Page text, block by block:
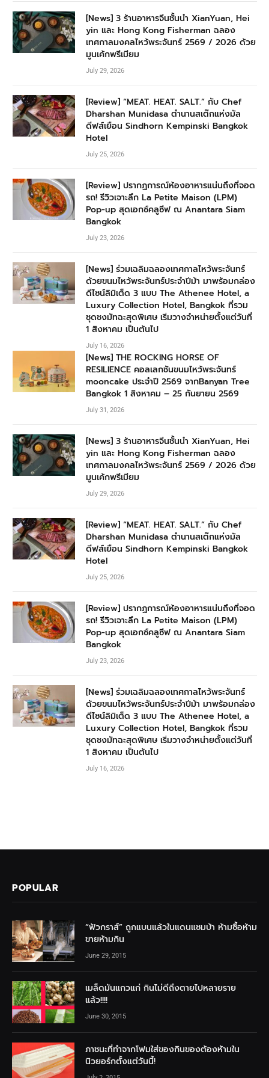
[News] 3 ร้านอาหารจีนชั้นนำ XianYuan, Hei
yin และ Hong Kong Fisherman ฉลอง
เทศกาลมงคลไหว้พระจันทร์ 2569 / 2026 ด้วย
มูนเค้กพรีเมียม
July 29, 2026
[Review] “MEAT. HEAT. SALT.” กับ Chef
Dharshan Munidasa ตำนานสเต๊กแห่งมัล
ดีฟส์เยือน Sindhorn Kempinski Bangkok
Hotel
July 25, 2026
[Review] ปรากฏการณ์ห้องอาหารแน่นถึงที่จอด
รถ! รีวิวเจาะลึก La Petite Maison (LPM)
Pop-up สุดเอกซ์คลูซีฟ ณ Anantara Siam
Bangkok
July 23, 2026
[News] ร่วมเฉลิมฉลองเทศกาลไหว้พระจันทร์
ด้วยขนมไหว้พระจันทร์ประจำปีม้า มาพร้อมกล่อง
ดีไซน์ลิมิเต็ด 3 แบบ The Athenee Hotel, a
Luxury Collection Hotel, Bangkok ที่รวม
ชุดชงมัทฉะสุดพิเศษ เริ่มวางจำหน่ายตั้งแต่วันที่
1 สิงหาคม เป็นต้นไป
July 16, 2026
[News] THE ROCKING HORSE OF
RESILIENCE คอลเลกชันขนมไหว้พระจันทร์
mooncake ประจำปี 2569 จากBanyan Tree
Bangkok 1 สิงหาคม – 25 กันยายน 2569
July 31, 2026
[News] 3 ร้านอาหารจีนชั้นนำ XianYuan, Hei
yin และ Hong Kong Fisherman ฉลอง
เทศกาลมงคลไหว้พระจันทร์ 2569 / 2026 ด้วย
มูนเค้กพรีเมียม
July 29, 2026
[Review] “MEAT. HEAT. SALT.” กับ Chef
Dharshan Munidasa ตำนานสเต๊กแห่งมัล
ดีฟส์เยือน Sindhorn Kempinski Bangkok
Hotel
July 25, 2026
[Review] ปรากฏการณ์ห้องอาหารแน่นถึงที่จอด
รถ! รีวิวเจาะลึก La Petite Maison (LPM)
Pop-up สุดเอกซ์คลูซีฟ ณ Anantara Siam
Bangkok
July 23, 2026
[News] ร่วมเฉลิมฉลองเทศกาลไหว้พระจันทร์
ด้วยขนมไหว้พระจันทร์ประจำปีม้า มาพร้อมกล่อง
ดีไซน์ลิมิเต็ด 3 แบบ The Athenee Hotel, a
Luxury Collection Hotel, Bangkok ที่รวม
ชุดชงมัทฉะสุดพิเศษ เริ่มวางจำหน่ายตั้งแต่วันที่
1 สิงหาคม เป็นต้นไป
July 16, 2026
POPULAR
“ฟัวกราส์” ถูกแบนแล้วในแดนแซมบ้า ห้ามซื้อห้าม
ขายห้ามกิน
June 29, 2015
เมล็ดมันแกวแก่ กินไม่ดีถึงตายไปหลายราย
แล้ว!!!!
June 30, 2015
ภาชนะที่ทำจากโฟมใส่ของกินของต้องห้ามใน
นิวยอร์กตั้งแต่วันนี้!